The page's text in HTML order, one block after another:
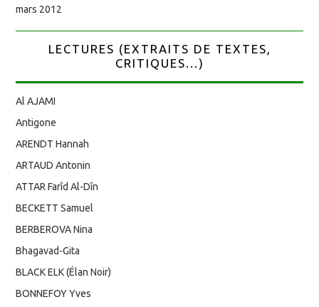
mars 2012
LECTURES (EXTRAITS DE TEXTES,
CRITIQUES...)
Al AJAMI
Antigone
ARENDT Hannah
ARTAUD Antonin
ATTAR Farîd Al-Dîn
BECKETT Samuel
BERBEROVA Nina
Bhagavad-Gita
BLACK ELK (Élan Noir)
BONNEFOY Yves